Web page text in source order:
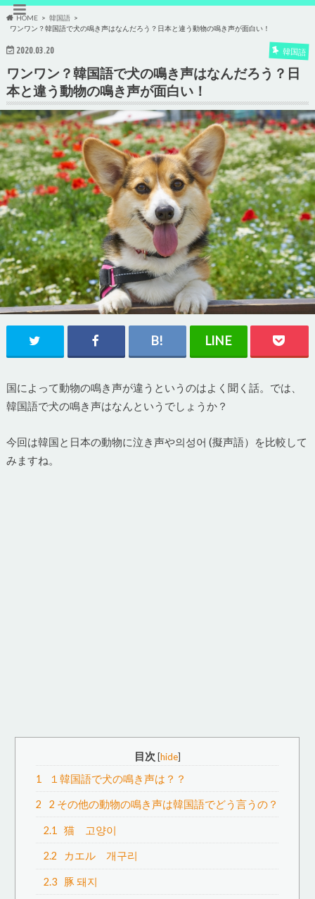
HOME
韓国語
ワンワン？韓国語で犬の鳴き声はなんだろう？日本と違う動物の鳴き声が面白い！
2020.03.20 韓国語
ワンワン？韓国語で犬の鳴き声はなんだろう？日
本と違う動物の鳴き声が面白い！
国によって動物の鳴き声が違うというのはよく聞く話。では、
韓国語で犬の鳴き声はなんというでしょうか？
今回は韓国と日本の動物に泣き声や의성어 (擬声語）を比較して
みますね。
目次 [hide]
1 １韓国語で犬の鳴き声は？？
2 2 その他の動物の鳴き声は韓国語でどう言うの？
2.1 猫 고양이
2.2 カエル 개구리
2.3 豚 돼지